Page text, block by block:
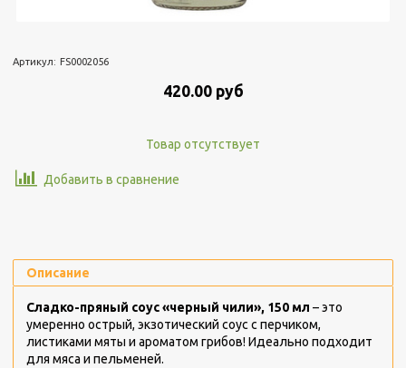
Артикул: FS0002056
420.00 руб
Товар отсутствует
Добавить в сравнение
Описание
Сладко-пряный соус «черный чили», 150 мл – это
умеренно острый, экзотический соус с перчиком,
листиками мяты и ароматом грибов! Идеально подходит
для мяса и пельменей.